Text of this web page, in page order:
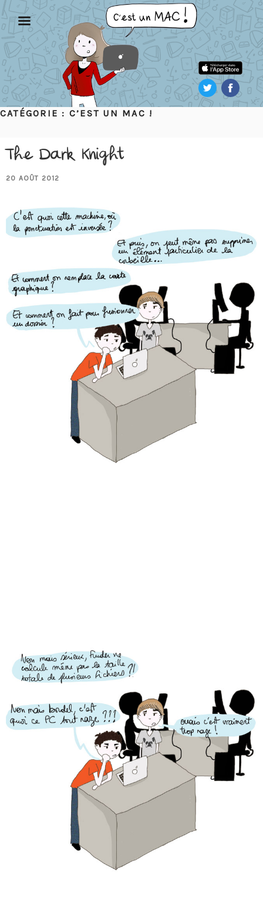
Aller
au
contenu
principal
CATÉGORIE : C’EST UN MAC !
The Dark Knight
PUBLIÉ
20 AOÛT 2012